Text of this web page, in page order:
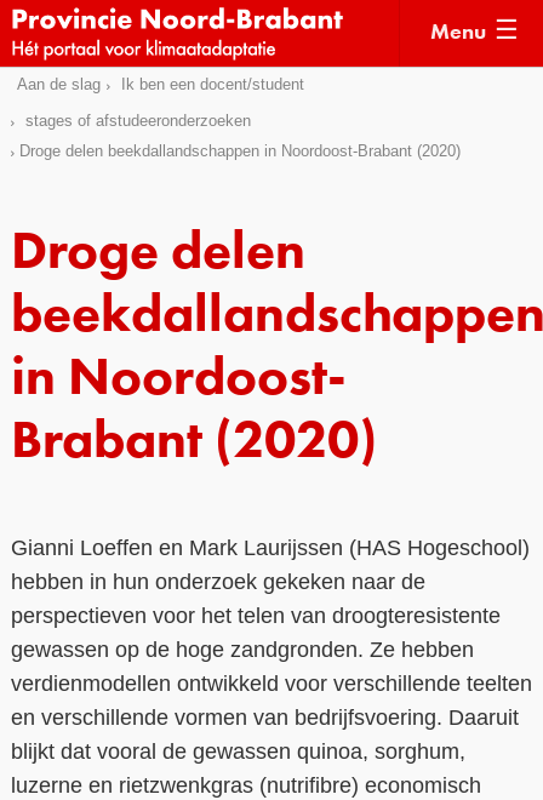
Sla
links
over
het
Direct
de
inhoud
Menu
Aan de slag
Ik ben een docent/student
stages of afstudeeronderzoeken
Droge delen beekdallandschappen in Noordoost-Brabant (2020)
Droge delen
in Noordoost-
Brabant (2020)
Gianni Loeffen en Mark Laurijssen (HAS Hogeschool)
hebben in hun onderzoek gekeken naar de
perspectieven voor het telen van droogteresistente
gewassen op de hoge zandgronden. Ze hebben
verdienmodellen ontwikkeld voor verschillende teelten
en verschillende vormen van bedrijfsvoering. Daaruit
blijkt dat vooral de gewassen quinoa, sorghum,
luzerne en rietzwenkgras (nutrifibre) economisch
Actueel
Kaarten
Kennisdossiers
Hulpmiddelen
Subsidies
Monitoring
Contact
Over ons
LIFE-IP Klimaatadaptatie
Weerbaar Dommelland